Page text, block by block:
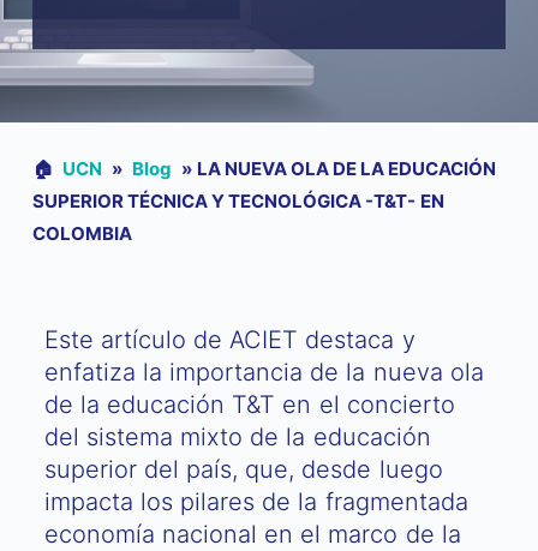
🏠︎ UCN » Blog » LA NUEVA OLA DE LA EDUCACIÓN
SUPERIOR TÉCNICA Y TECNOLÓGICA -T&T- EN
COLOMBIA
Este artículo de ACIET destaca y
enfatiza la importancia de la nueva ola
de la educación T&T en el concierto
del sistema mixto de la educación
superior del país, que, desde luego
impacta los pilares de la fragmentada
economía nacional en el marco de la